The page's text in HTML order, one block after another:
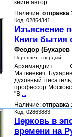
книге автор ...
Наличие: отправка
Код: 02864341
Изъяснение
Книги бытия
Феодор
Переплет: твердый
Архимандрит
Матвеевич
духовный
профессор
"В ...
Наличие: отправка
Код: 02863883
Церковь в
времени на